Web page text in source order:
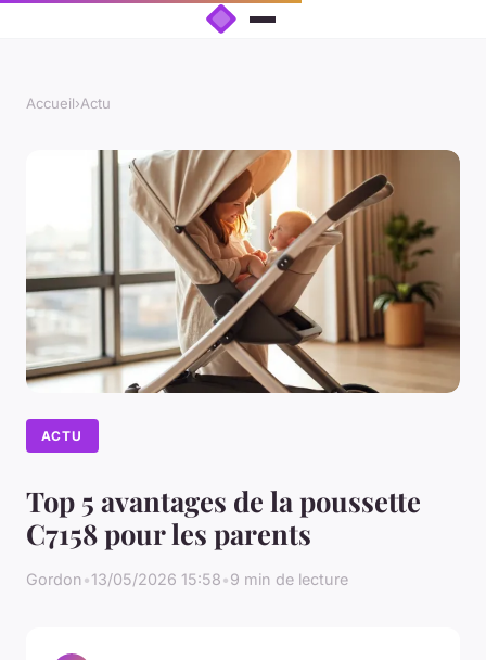
Accueil›Actu
ACTU
Top 5 avantages de la poussette
C7158 pour les parents
Gordon•13/05/2026 15:58•9 min de lecture